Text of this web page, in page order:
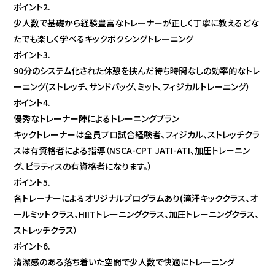
ポイント2.
少人数で基礎から経験豊富なトレーナーが正しく丁寧に教えるどな
たでも楽しく学べるキックボクシングトレーニング
ポイント3.
90分のシステム化された休憩を挟んだ待ち時間なしの効率的なトレ
ーニング(ストレッチ、サンドバッグ、ミット、フィジカルトレーニング）
ポイント4.
優秀なトレーナー陣によるトレーニングプラン
キックトレーナーは全員プロ試合経験者、フィジカル、ストレッチクラ
スは有資格者による指導（NSCA-CPT JATI-ATI、加圧トレーニン
グ、ピラティスの有資格者になります。）
ポイント5.
各トレーナーによるオリジナルプログラムあり(滝汗キッククラス、オ
ールミットクラス、HIITトレーニングクラス、加圧トレーニングクラス、
ストレッチクラス）
ポイント6.
清潔感のある落ち着いた空間で少人数で快適にトレーニング